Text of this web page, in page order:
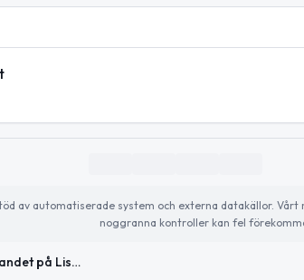
av automatiserade system och externa datakällor.
noggranna kontroller kan fel
Musik med Sillabandet på Listers mötesplats